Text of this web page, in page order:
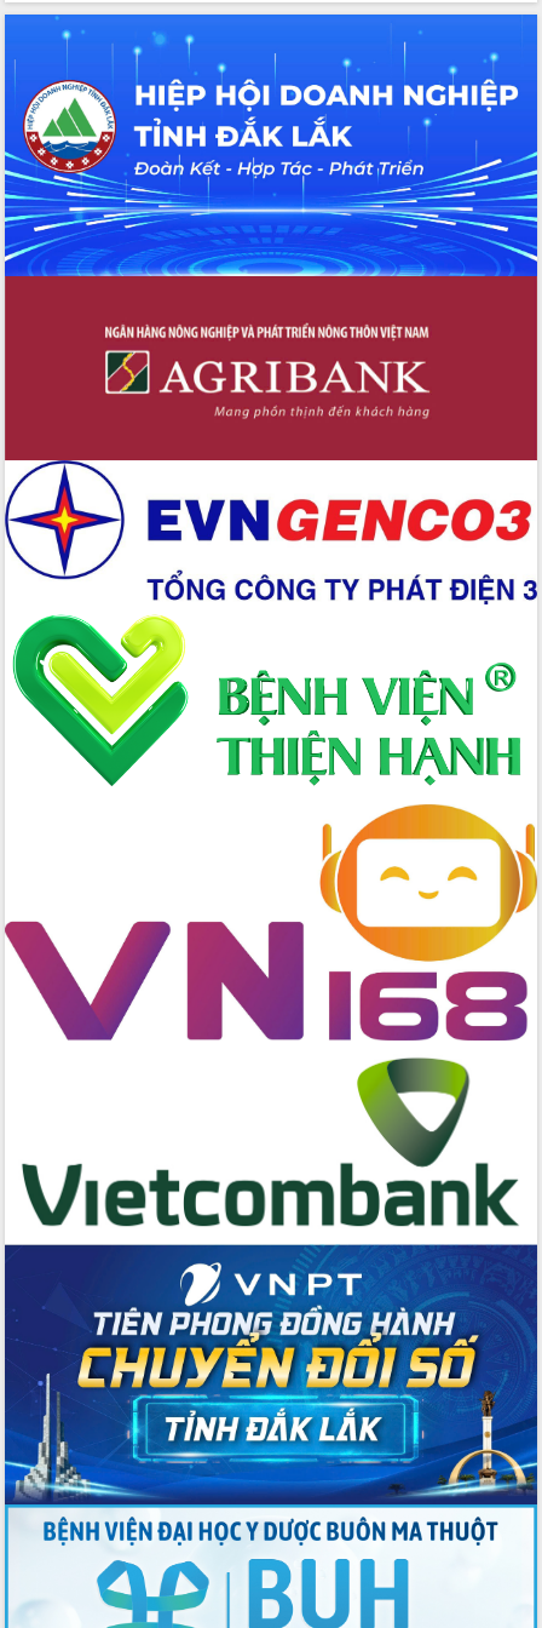
thông nguồn lực phát triển
Nâng cao hiệu lực, hiệu quả HĐND
tỉnh thông qua hiện đại hóa hành chính
Xã Ea Phê gắn cải cách hành chính với
chuyển đổi số
Phó Chủ tịch Thường trực UBND tỉnh
Hồ Thị Nguyên Thảo làm việc tại Trung
tâm Phục vụ hành chính công xã Ea
Phê
Xây dựng nền hành chính số đồng
hành cùng nông dân dân, doanh nghiệp
đấu có 77% xã đạt chuẩn nông thôn
Chuyển đổi số 'mở đường' cho nông
nghiệp Đắk Lắk tăng trưởng bứt phá
địa chính, hoàn thiện cơ sở dữ liệu đất
đai
Ứng dụng sinh trắc học - Bước tiến
trong hành trình chuyển đổi số tại Đắk
Lắk
Đắk Lắk nâng cao hiệu quả công tác
Đảng từ Sổ tay đảng viên điện tử
Đắk Lắk đẩy mạnh nuôi biển công
nghệ, hướng tới phát triển thủy sản
bền vững
Tập huấn nâng cao năng lực triển khai
chuyển đổi số cho cán bộ, công chức
hai con số trong năm 2026
Tổ chức trang trọng Lễ hội Đền thờ
Lương Văn Chánh năm 2026
Phó Bí thư Tỉnh ủy Đắk Lắk Đỗ Hữu
Huy giữ chức Bí thư Đảng ủy Ủy Ban
không gian tri thức trong thời đại số
Đánh giá, rút kinh nghiệm công tác tổ
chức diễn tập trước ngày bầu cử
Chương trình “Gặp gỡ hữu nghị –
Friendship Meeting New Year 2026”
Bầu cử Quốc hội và HĐND: Cử tri Đắk
Lắk gửi gắm niềm tin, kỳ vọng vào lá
Đắk Lắk sẵn sàng các điều kiện cho
Ngày hội bầu cử đại biểu Quốc hội
khóa XVI và HĐND các cấp nhiệm kỳ
2026-2031
Đảm bảo cuộc bầu cử đại biểu Quốc
hội và đại biểu HĐND các cấp diễn ra
an toàn, hiệu quả, đúng quy định
Thủ tướng Chính phủ Phạm Minh Chính
kiểm tra, chỉ đạo hoàn thành các dự